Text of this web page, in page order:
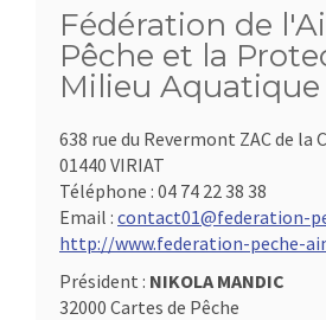
Fédération de
Pêche et la
Milieu Aquatique
638 rue du Revermont ZAC de la
01440 VIRIAT
Téléphone : 04 74 22 38 38
Email : contact01@federation-
http://www.federation-peche-
Président : NIKOLA MANDIC
32000 Cartes de Pêche